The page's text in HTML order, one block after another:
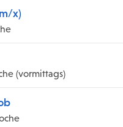
x)
(vormittags)